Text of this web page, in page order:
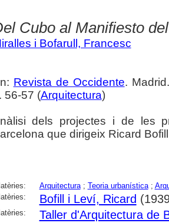
Cubo al Manifiesto
i Bofarull, Francesc
Revista de Occidente.
56-57 (Arquitectura)
dels projectes i de les
que dirigeix Ricard
Arquitectura; Teoria urbanística;
Bofill i Leví, Ricard
Taller d'Arquitectura de